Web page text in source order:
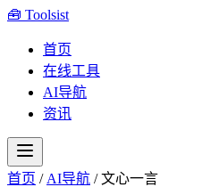
🧰 Toolsist
首页
在线工具
AI导航
资讯
首页 / AI导航 / 文心一言